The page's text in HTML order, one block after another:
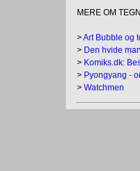
MERE OM
>Art Bubble og
> Den hvide
> Komiks.dk:
> Pyongyang -
> Watchmen